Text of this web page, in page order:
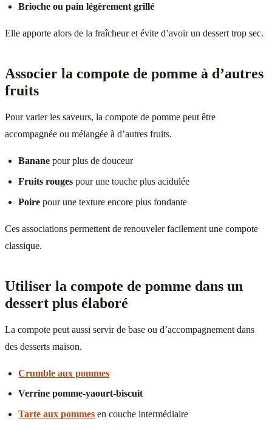
Brioche ou pain légèrement grillé
Elle apporte alors de la fraîcheur et évite d’avoir un dessert trop sec.
Associer la compote de pomme à d’autres
fruits
Pour varier les saveurs, la compote de pomme peut être
accompagnée ou mélangée à d’autres fruits.
Banane pour plus de douceur
Fruits rouges pour une touche plus acidulée
Poire pour une texture encore plus fondante
Ces associations permettent de renouveler facilement une compote
classique.
Utiliser la compote de pomme dans un
dessert plus élaboré
La compote peut aussi servir de base ou d’accompagnement dans
des desserts maison.
Crumble aux pommes
Verrine pomme-yaourt-biscuit
Tarte aux pommes en couche intermédiaire